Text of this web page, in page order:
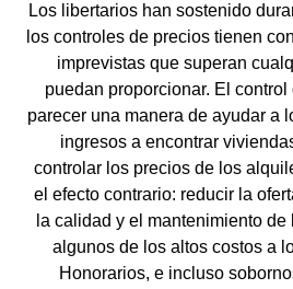
Los libertarios han sostenido
los controles de precios tienen
imprevistas que superan
puedan proporcionar. El
parecer una manera de ayudar a
ingresos a encontrar
controlar los precios de los
el efecto contrario: reducir la
la calidad y el mantenimiento
algunos de los altos costos a
Honorarios, e incluso